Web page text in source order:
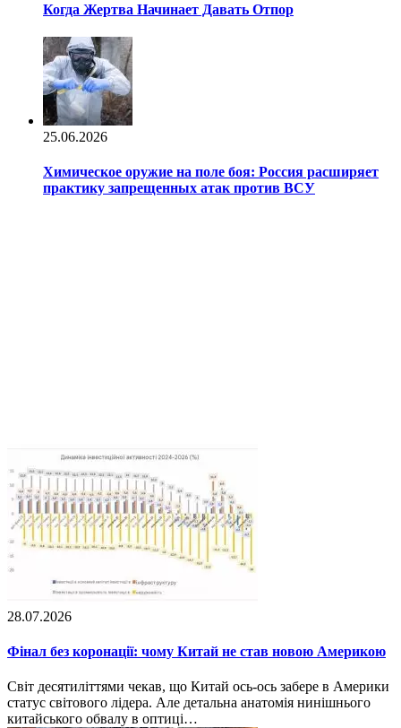
Когда Жертва Начинает Давать Отпор
25.06.2026
Химическое оружие на поле боя: Россия расширяет
практику запрещенных атак против ВСУ
28.07.2026
Фінал без коронації: чому Китай не став новою Америкою
Світ десятиліттями чекав, що Китай ось-ось забере в Америки
статус світового лідера. Але детальна анатомія нинішнього
китайського обвалу в оптиці…